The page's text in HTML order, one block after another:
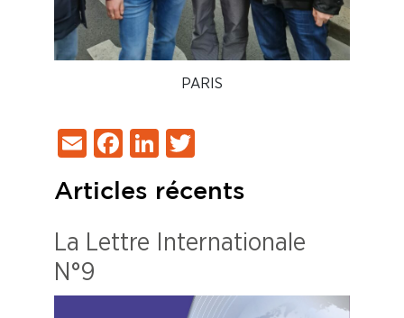
PARIS
EmailFacebook
LinkedIn
Articles récents
La Lettre Internationale
N°9